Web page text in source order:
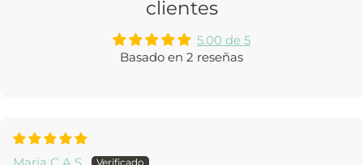
clientes
5.00 de 5
Basado en 2 reseñas
Maria C.A.S.